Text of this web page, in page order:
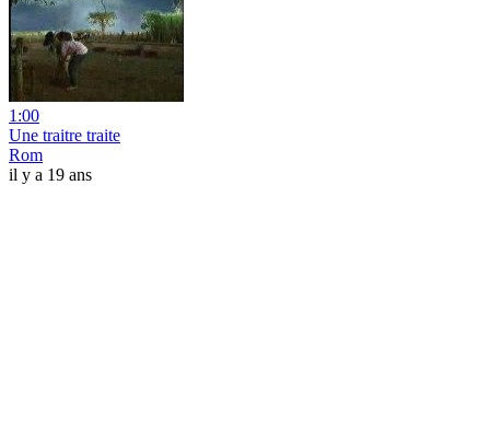
1:00
Une traitre traite
Rom
il y a 19 ans